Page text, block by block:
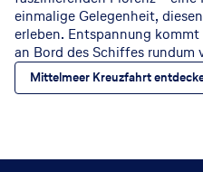
einmalige Gelegenheit,
erleben. Entspannung
an Bord des Schiffes rundum
Mittelmeer Kreuzfahrt